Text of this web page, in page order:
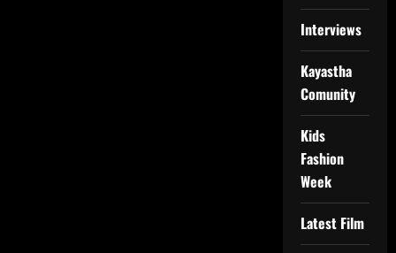
Interviews
Kayastha
Comunity
Kids
Fashion
Week
Latest Film